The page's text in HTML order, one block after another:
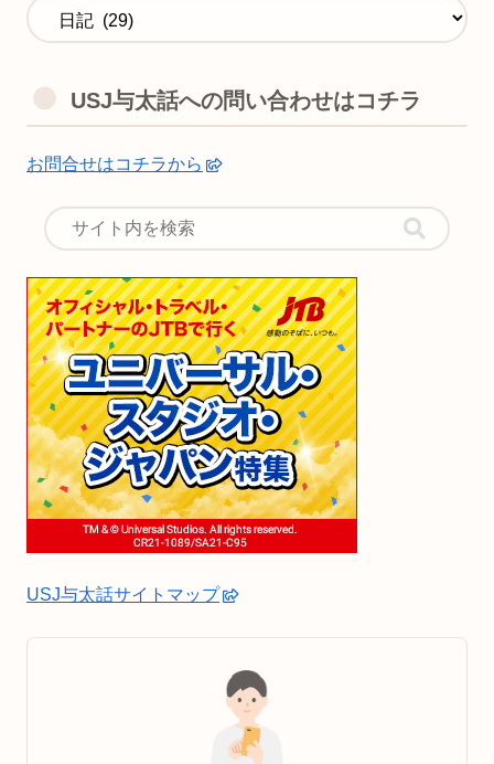
USJ与太話への問い合わせはコチラ
お問合せはコチラから
USJ与太話サイトマップ